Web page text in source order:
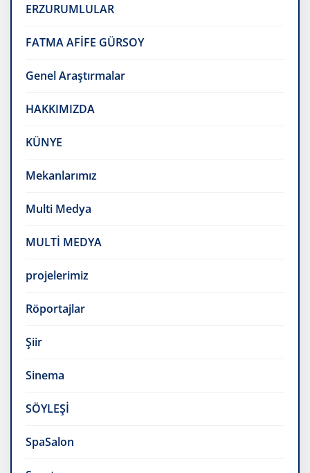
ERZURUMLULAR
FATMA AFİFE GÜRSOY
Genel Araştırmalar
HAKKIMIZDA
KÜNYE
Mekanlarımız
Multi Medya
MULTİ MEDYA
projelerimiz
Röportajlar
Şiir
Sinema
SÖYLEŞİ
SpaSalon